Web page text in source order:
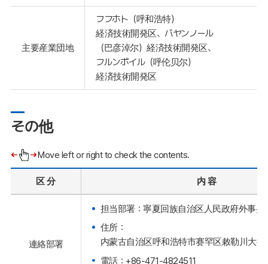
主要産業団地
フフホト（呼和浩特）
経済技術開発区、バヤンノール
（巴彦淖尔）経済技術開発区、
フルンボイル（呼伦贝尔）
経済技術開発区
その他
Move left or right to check the contents.
区 分 内 容
連絡部署
担当部署：寧夏回族自治区人民政府外事弁
住所：
内蒙古自治区呼和浩特市赛罕区敕勒川大街
電話：+86-471-4824511